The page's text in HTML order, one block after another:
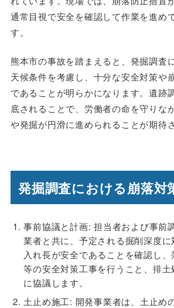
通常目視で安全を確認して作業を進め
す。
熊本市の事故を踏まえると、発掘調査
天候条件を考慮し、十分な安全対策や
であることが明らかになります。遺跡
底されることで、労働者の命を守りな
や発掘が円滑に進められることが期待
発掘調査における崩落対
事前協議と計画: 担当者および事前
業者と共に、予定される掘削深度
入れ長が安全であることを確認し
等の安全対策工事を行うこと、排
に協議します。
土止め施工: 開発事業者は、土止め